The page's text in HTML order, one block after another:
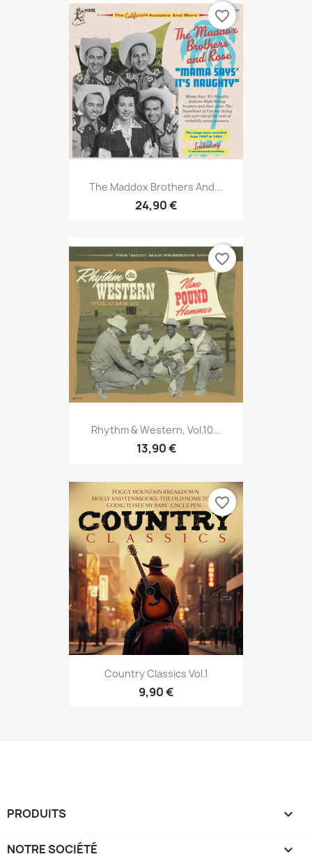
The Maddox Brothers And...
24,90 €
favorite_border
Rhythm & Western, Vol.10...
13,90 €
favorite_border
Country Classics Vol.1
9,90 €
favorite_border
PRODUITS 
NOTRE SOCIÉTÉ 